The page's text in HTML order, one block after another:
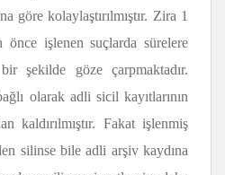
göre kolaylaştırılmıştır. Zira 1
işlenen suçlarda sürelere
şekilde göze çarpmaktadır.
olarak adli sicil kayıtlarının
kaldırılmıştır. Fakat işlenmiş
silinse bile adli arşiv kaydına